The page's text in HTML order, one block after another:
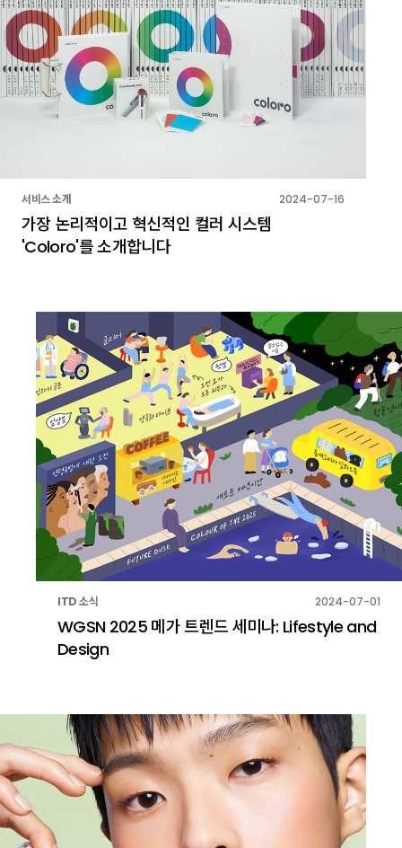
서비스 소개 2024-07-16
가장 논리적이고 혁신적인 컬러 시스템
'Coloro'를 소개합니다
ITD 소식 2024-07-01
WGSN 2025 메가 트렌드 세미나: Lifestyle and
Design